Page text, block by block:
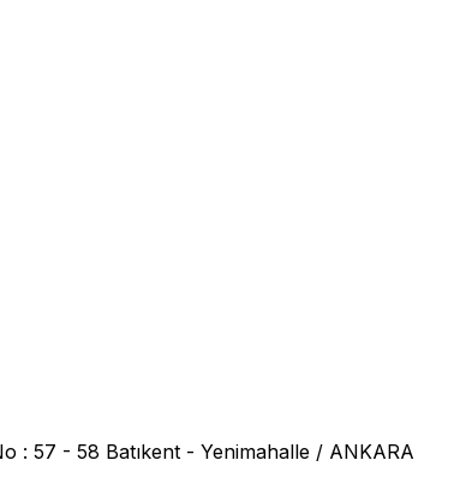
: 57 - 58 Batıkent - Yenimahalle / ANKARA